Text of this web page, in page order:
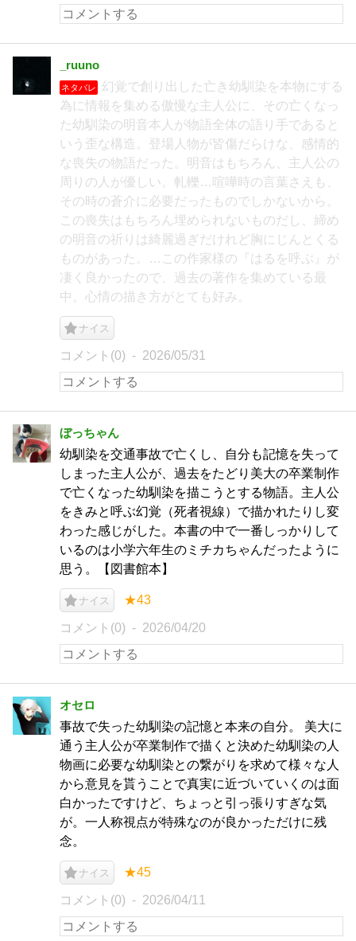
_ruuno
ネタバレ
幻覚で創り出した亡き幼馴染を本物にする
為に情報を集める傲慢な主人公に、その亡くなっ
た幼馴染の明音本人が物語全体の語り手であると
いう歪な構造。登場人物が皆傷だらけな、感情的
な喪失の物語だった。明音はもちろん、主人公の
周りの人が優しい。軋轢…喧嘩時の言葉さえも、
その時の蒼介に必要だったものでしかないから。
この喪失はもちろん埋められないものだし、締め
の明音の祈りは綺麗過ぎだけれど胸にじんとくる
ものがあった。…この作家様の『はるを呼ぶ』が
凄く良かったので、過去の著作を集めている最
中。心情の描き方がとても好み。
ナイス
コメント(0) 2026/05/31
ぼっちゃん
幼馴染を交通事故で亡くし、自分も記憶を失って
しまった主人公が、過去をたどり美大の卒業制作
で亡くなった幼馴染を描こうとする物語。主人公
をきみと呼ぶ幻覚（死者視線）で描かれたりし変
わった感じがした。本書の中で一番しっかりして
いるのは小学六年生のミチカちゃんだったように
思う。【図書館本】
ナイス ★43
コメント(0) 2026/04/20
オセロ
事故で失った幼馴染の記憶と本来の自分。 美大に
通う主人公が卒業制作で描くと決めた幼馴染の人
物画に必要な幼馴染との繋がりを求めて様々な人
から意見を貰うことで真実に近づいていくのは面
白かったですけど、ちょっと引っ張りすぎな気
が。一人称視点が特殊なのが良かっただけに残
念。
ナイス ★45
コメント(0) 2026/04/11